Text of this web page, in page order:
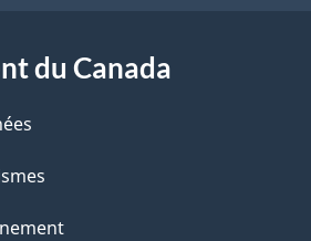
du Canada